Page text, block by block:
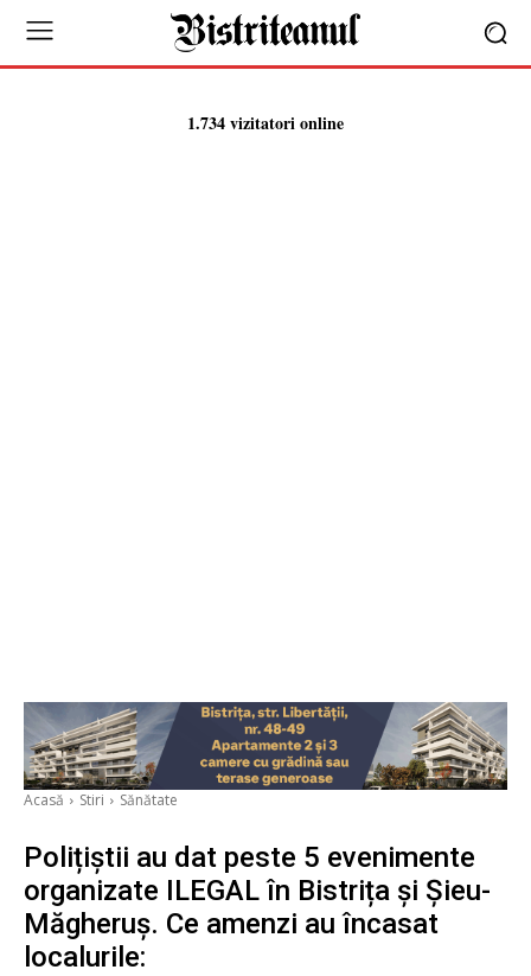
1.734 vizitatori online
Acasă Stiri Sănătate
Polițiștii au dat peste 5 evenimente
organizate ILEGAL în Bistrița și Șieu-
Măgheruș. Ce amenzi au încasat
localurile: